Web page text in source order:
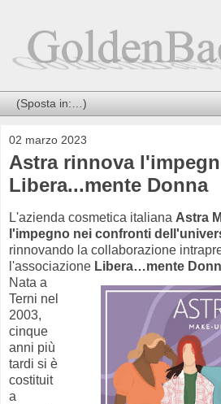
02 marzo 2023
Astra rinnova
Libera...mente Donna
L'azienda cosmetica italiana Astra
l'impegno nei confronti
rinnovando la collaborazione
l'associazione Libera…mente
Nata a
Terni nel
2003,
cinque
anni più
tardi si è
costituit
a